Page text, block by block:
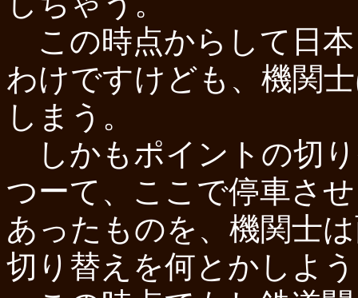
この時点からして日
わけですけども、機関
しまう。
しかもポイントの切
つーて、ここで停車さ
あったものを、機関士
切り替えを何とかしよ